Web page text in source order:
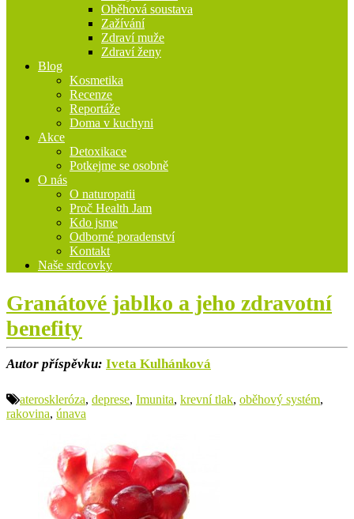
Oběhová soustava
Zažívání
Zdraví muže
Zdraví ženy
Blog
Kosmetika
Recenze
Reportáže
Doma v kuchyni
Akce
Detoxikace
Potkejme se osobně
O nás
O naturopatii
Proč Health Jam
Kdo jsme
Odborné poradenství
Kontakt
Naše srdcovky
Granátové jablko a jeho zdravotní
benefity
Autor příspěvku: Iveta Kulhánková
ateroskleróza, deprese, Imunita, krevní tlak, oběhový systém,
rakovina, únava